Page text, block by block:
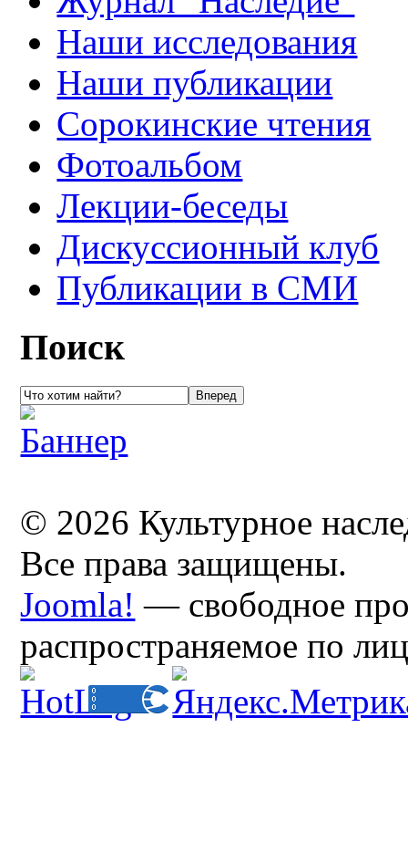
Наши исследования
Наши публикации
Сорокинские чтения
Фотоальбом
Лекции-беседы
Дискуссионный клуб
Публикации в СМИ
Поиск
© 2026 Культурное
Все права защищены.
Joomla! — свободное
распространяемое по